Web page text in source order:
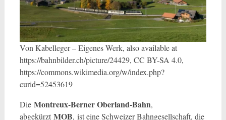
Von Kabelleger – Eigenes Werk, also available at
https://bahnbilder.ch/picture/24429, CC BY-SA 4.0,
https://commons.wikimedia.org/w/index.php?
curid=52453619
Die Montreux-Berner Oberland-Bahn,
abgekürzt MOB, ist eine Schweizer Bahngesellschaft, die